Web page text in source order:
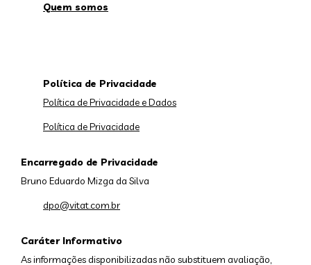
Quem somos
Caráter Informativo
As informações disponibilizadas não substituem avaliação,
Política de Privacidade
Política de Privacidade e Dados
Política de Privacidade
Encarregado de Privacidade
Bruno Eduardo Mizga da Silva
dpo@vitat.com.br